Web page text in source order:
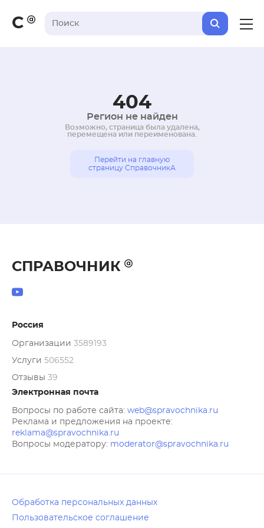
С
404
Регион не найден
Возможно, страница была удалена,
перемещена или переименована.
Перейти на главную
страницу СправочникА
СПРАВОЧНИК
Россия
Организации 3589193
Услуги 506552
Отзывы 39
Электронная почта
Вопросы по работе сайта: web@spravochnika.ru
Реклама и предложения на проекте:
reklama@spravochnika.ru
Вопросы модератору: moderator@spravochnika.ru
Обработка персональных данных
Пользовательское соглашение